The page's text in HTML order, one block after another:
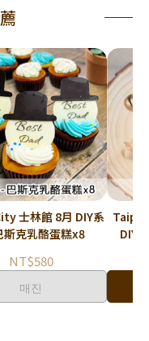
士林館 8月 DIY系
斯克乳酪蛋糕x8
NT$580
매진
Taipei
DIY